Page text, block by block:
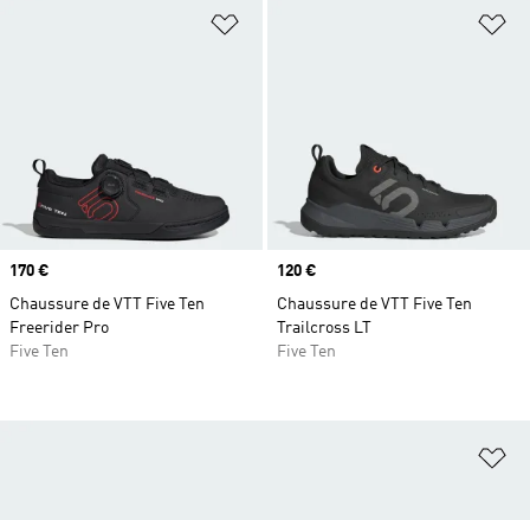
Ajouter à la Liste de produits
Prix
170 €
Chaussure de VTT Five Ten
Freerider Pro
Five Ten
Prix
120 €
Chaussure de VTT Five Ten
Trailcross LT
Five Ten